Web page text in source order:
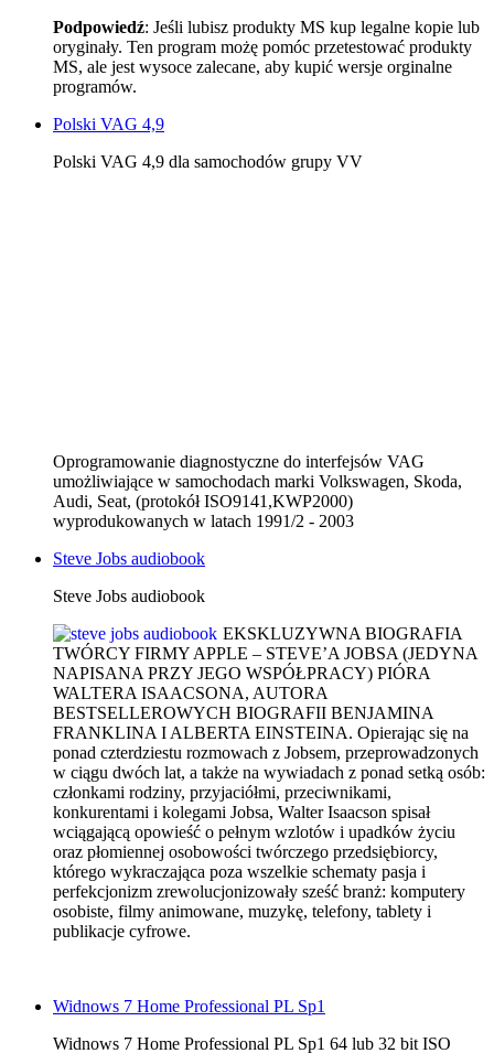
Podpowiedź: Jeśli lubisz produkty MS kup legalne kopie lub
oryginały. Ten program możę pomóc przetestować produkty
MS, ale jest wysoce zalecane, aby kupić wersje orginalne
programów.
Polski VAG 4,9
Polski VAG 4,9 dla samochodów grupy VV
Oprogramowanie diagnostyczne do interfejsów VAG
umożliwiające w samochodach marki Volkswagen, Skoda,
Audi, Seat, (protokół ISO9141,KWP2000)
wyprodukowanych w latach 1991/2 - 2003
Steve Jobs audiobook
Steve Jobs audiobook
EKSKLUZYWNA BIOGRAFIA
TWÓRCY FIRMY APPLE – STEVE’A JOBSA (JEDYNA
NAPISANA PRZY JEGO WSPÓŁPRACY) PIÓRA
WALTERA ISAACSONA, AUTORA
BESTSELLEROWYCH BIOGRAFII BENJAMINA
FRANKLINA I ALBERTA EINSTEINA. Opierając się na
ponad czterdziestu rozmowach z Jobsem, przeprowadzonych
w ciągu dwóch lat, a także na wywiadach z ponad setką osób:
członkami rodziny, przyjaciółmi, przeciwnikami,
konkurentami i kolegami Jobsa, Walter Isaacson spisał
wciągającą opowieść o pełnym wzlotów i upadków życiu
oraz płomiennej osobowości twórczego przedsiębiorcy,
którego wykraczająca poza wszelkie schematy pasja i
perfekcjonizm zrewolucjonizowały sześć branż: komputery
osobiste, filmy animowane, muzykę, telefony, tablety i
publikacje cyfrowe.
Widnows 7 Home Professional PL Sp1
Widnows 7 Home Professional PL Sp1 64 lub 32 bit ISO